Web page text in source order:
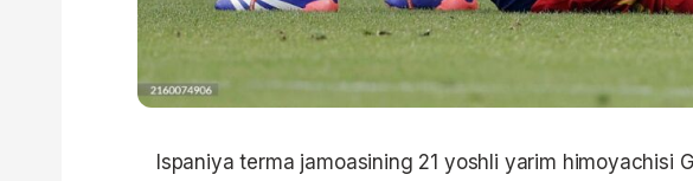
Ispaniya terma jamoasining 21 yoshli yarim himoyachisi